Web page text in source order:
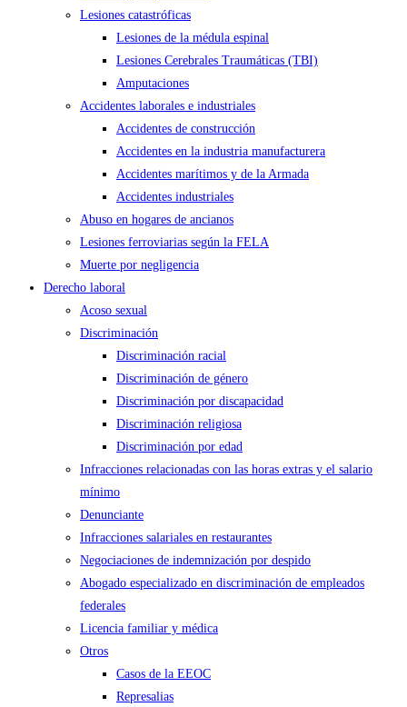
Lesiones catastróficas
Lesiones de la médula espinal
Lesiones Cerebrales Traumáticas (TBI)
Amputaciones
Accidentes laborales e industriales
Accidentes de construcción
Accidentes en la industria manufacturera
Accidentes marítimos y de la Armada
Accidentes industriales
Abuso en hogares de ancianos
Lesiones ferroviarias según la FELA
Muerte por negligencia
Derecho laboral
Acoso sexual
Discriminación
Discriminación racial
Discriminación de género
Discriminación por discapacidad
Discriminación religiosa
Discriminación por edad
Infracciones relacionadas con las horas extras y el salario
mínimo
Denunciante
Infracciones salariales en restaurantes
Negociaciones de indemnización por despido
Abogado especializado en discriminación de empleados
federales
Licencia familiar y médica
Otros
Casos de la EEOC
Represalias